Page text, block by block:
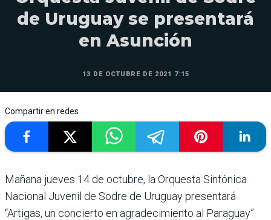
de Uruguay se presentará
en Asunción
13 DE OCTUBRE DE 2021 7:15
Compartir en redes
Mañana jueves 14 de octubre, la Orquesta Sinfónica
Nacional Juvenil de Sodre de Uruguay presentará
“Artigas, un concierto en agradecimiento al Paraguay”.